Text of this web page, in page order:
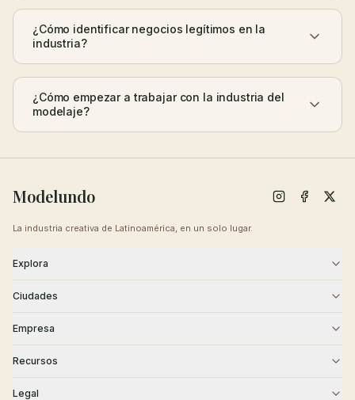
¿Cómo identificar negocios legítimos en la
industria?
¿Cómo empezar a trabajar con la industria del
modelaje?
Modelundo
La industria creativa de Latinoamérica, en un solo lugar.
Explora
Castings Creativos
Ciudades
Monterrey Puebla
Tijuana
Empresa
Contacto Carreras
Recursos
Legal